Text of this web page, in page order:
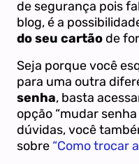
de segurança pois
blog, é a
do seu cartão de
Seja porque você
para uma outra
senha, basta
opção “mudar
dúvidas, você
sobre “Como trocar